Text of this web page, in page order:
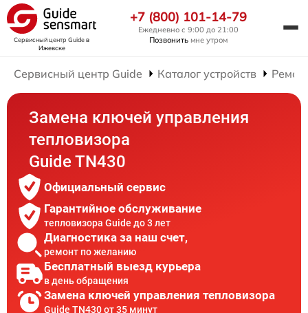
Сервисный центр Guideв
Ижевске
+7 (800) 101-14-79
Ежедневно с 9:00 до 21:00
Позвонить мне утром
Сервисный центр Guide Каталог устройств
Замена ключей управления
тепловизора
Guide TN430
Официальный сервис
Гарантийное обслуживание
тепловизора Guide до 3 лет
Диагностика за наш счет,
ремонт по желанию
Бесплатный выезд курьера
в день обращения
Замена ключей управления тепловизора
Guide TN430 от 35 минут